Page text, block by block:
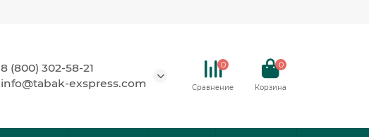
8 (800) 302-58-21
info@tabak-exspress.com
0
Сравнение
0
Корзина